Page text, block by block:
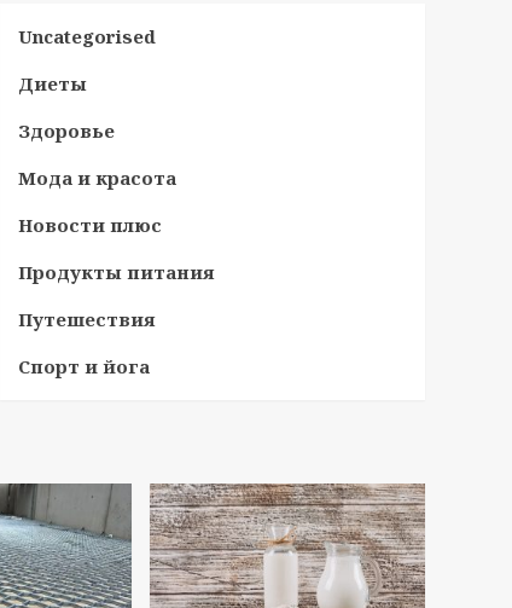
Uncategorised
Диеты
Здоровье
Мода и красота
Новости плюс
Продукты питания
Путешествия
Спорт и йога